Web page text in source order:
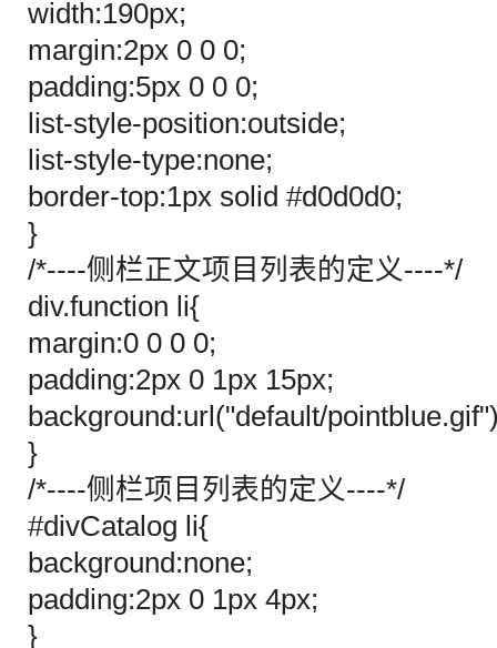
width:190px;
margin:2px 0 0 0;
padding:5px 0 0 0;
list-style-position:outside;
list-style-type:none;
border-top:1px solid #d0d0d0;
}
/*----侧栏正文项目列表的定义----*/
div.function li{
margin:0 0 0 0;
padding:2px 0 1px 15px;
background:url("default/
}
/*----侧栏项目列表的定义----*/
#divCatalog li{
background:none;
padding:2px 0 1px 4px;
}